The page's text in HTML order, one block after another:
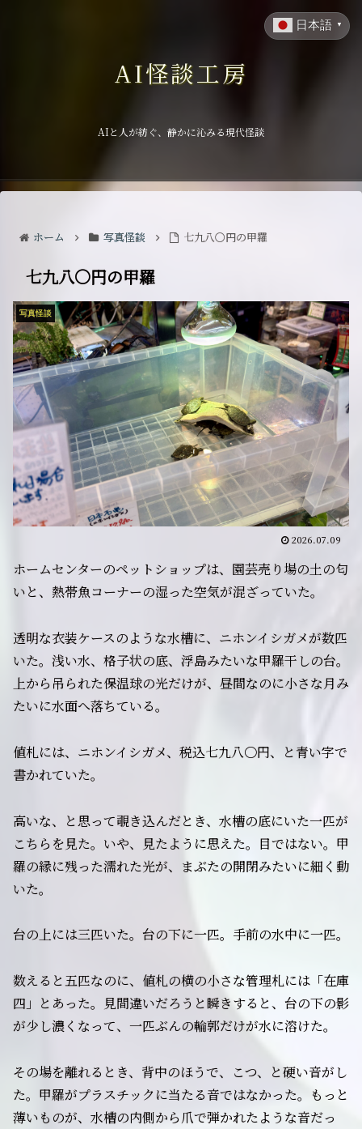
AI怪談工房
AIと人が紡ぐ、静かに沁みる現代怪談
ホーム 写真怪談 七九八〇円の甲羅
七九八〇円の甲羅
写真怪談
2026.07.09
ホームセンターのペットショップは、園芸売り場の土の匂
いと、熱帯魚コーナーの湿った空気が混ざっていた。
透明な衣装ケースのような水槽に、ニホンイシガメが数匹
いた。浅い水、格子状の底、浮島みたいな甲羅干しの台。
上から吊られた保温球の光だけが、昼間なのに小さな月み
たいに水面へ落ちている。
値札には、ニホンイシガメ、税込七九八〇円、と青い字で
書かれていた。
高いな、と思って覗き込んだとき、水槽の底にいた一匹が
こちらを見た。いや、見たように思えた。目ではない。甲
羅の縁に残った濡れた光が、まぶたの開閉みたいに細く動
いた。
台の上には三匹いた。台の下に一匹。手前の水中に一匹。
数えると五匹なのに、値札の横の小さな管理札には「在庫
四」とあった。見間違いだろうと瞬きすると、台の下の影
が少し濃くなって、一匹ぶんの輪郭だけが水に溶けた。
その場を離れるとき、背中のほうで、こつ、と硬い音がし
た。甲羅がプラスチックに当たる音ではなかった。もっと
薄いものが、水槽の内側から爪で弾かれたような音だっ
日本語 ▼